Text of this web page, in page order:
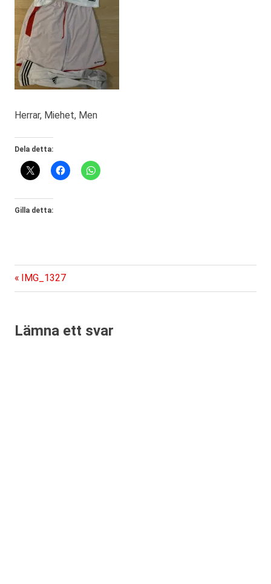
Herrar, Miehet, Men
Dela detta:
Gilla detta:
Inläggsnavigering
Föregående
inlägg:
IMG_1327
Lämna ett svar